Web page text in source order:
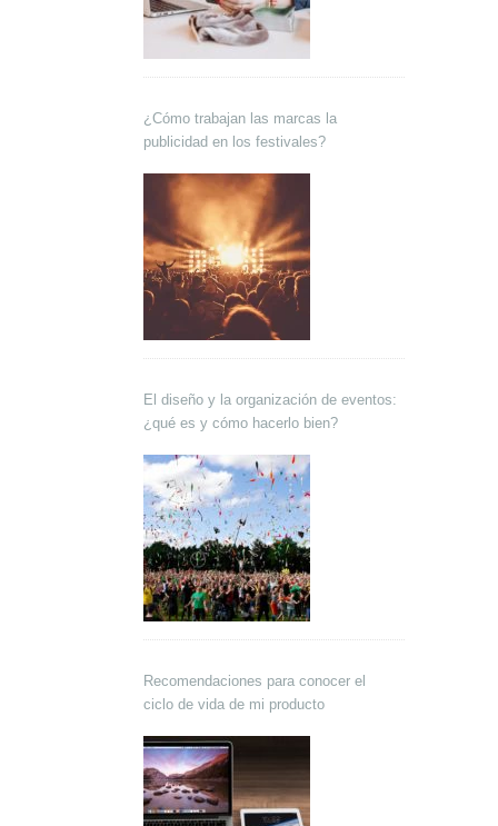
¿Cómo trabajan las marcas la
publicidad en los festivales?
El diseño y la organización de eventos:
¿qué es y cómo hacerlo bien?
Recomendaciones para conocer el
ciclo de vida de mi producto